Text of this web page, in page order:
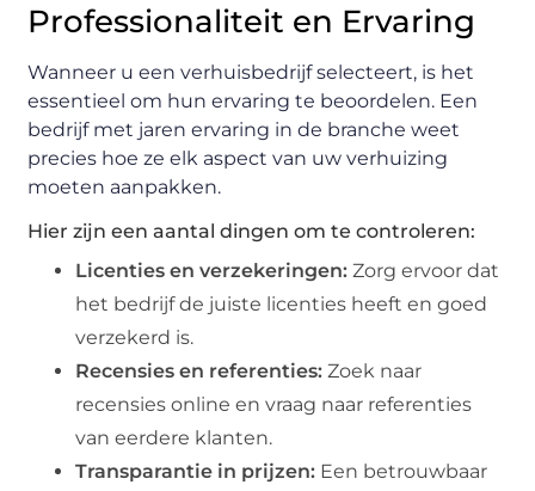
Professionaliteit en Ervaring
Wanneer u een verhuisbedrijf selecteert, is het
essentieel om hun ervaring te beoordelen. Een
bedrijf met jaren ervaring in de branche weet
precies hoe ze elk aspect van uw verhuizing
moeten aanpakken.
Hier zijn een aantal dingen om te controleren:
Licenties en verzekeringen: Zorg ervoor dat
het bedrijf de juiste licenties heeft en goed
verzekerd is.
Recensies en referenties: Zoek naar
recensies online en vraag naar referenties
van eerdere klanten.
Transparantie in prijzen: Een betrouwbaar